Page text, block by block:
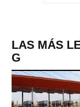
LAS MÁS
G